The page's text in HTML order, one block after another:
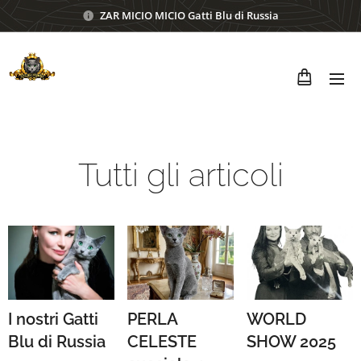
ZAR MICIO MICIO Gatti Blu di Russia
Tutti gli articoli
I nostri Gatti
Blu di Russia
PERLA
CELESTE
WORLD
SHOW 2025